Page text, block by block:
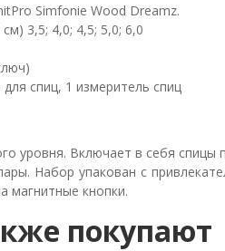
Simfonie Wood Dreamz.
3,5; 4,0; 4,5; 5,0; 6,0
спиц, 1 измеритель спиц
уровня. Включает в себя спицы
Набор упакован с
магнитные кнопки.
покупают